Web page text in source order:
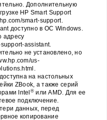
Дополнительную
HP Smart Support
smart-support.
доступно в ОС Windows.
адресу
assistant.
не установлено, но
us-
на настольных
ZBook, а также серий
Intel ® или AMD. Для ее
подключение.
данных, перед
копирование